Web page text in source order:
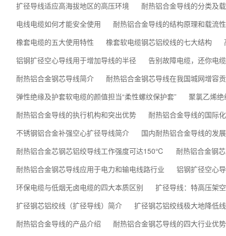
扩径导线适应高海拔地区的高压环境
耐热铝合金导线的分类及
电线电缆如何才能安全使用
耐热铝合金导线的结构原理和载流
橡套电缆的五大使用特性
橡套软电缆钢芯铝绞线的七大结构
铝钢扩径空心导线用于增加导线的半径
告别故障电缆，还你电
耐热铝合金钢芯导线简介
耐热铝合金钢芯导线在我国城网增容
弹性绝缘及护套软电缆的颜值担当“柔性螺纹保护套”
聚氯乙烯
耐热铝合金导线的执行机构和突出优势
耐热铝合金导线的国际
不锈钢铝合金补强空心扩径导线简介
国内耐热铝合金导线的发展
耐热铝合金芯钢芯铝绞导线工作强度可达150℃
耐热铝合金钢
耐热铝合金钢芯导线应用于电力和输电线路行业
铝钢扩径空心
环保电缆与低烟无卤电缆的四大本质区别
扩径导线：特高压架
扩径钢芯铝绞线（扩径导线）简介
扩径钢芯铝绞线极大地降低
耐热铝合金导线的产品介绍
耐热铝合金钢芯导线的四大行业优势